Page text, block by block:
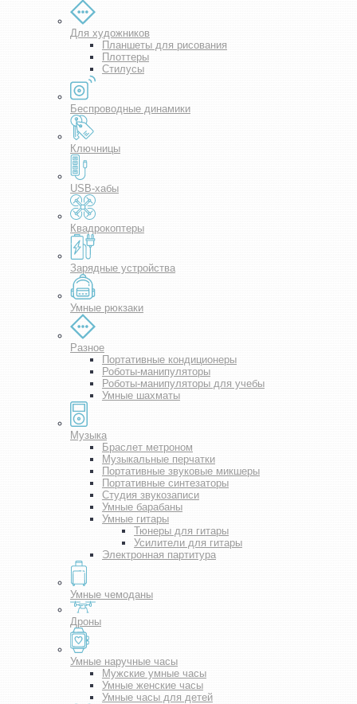
Для художников
Планшеты для рисования
Плоттеры
Стилусы
Беспроводные динамики
Ключницы
USB-хабы
Квадрокоптеры
Зарядные устройства
Умные рюкзаки
Разное
Портативные кондиционеры
Роботы-манипуляторы
Роботы-манипуляторы для учебы
Умные шахматы
Музыка
Браслет метроном
Музыкальные перчатки
Портативные звуковые микшеры
Портативные синтезаторы
Студия звукозаписи
Умные барабаны
Умные гитары
Тюнеры для гитары
Усилители для гитары
Электронная партитура
Умные чемоданы
Дроны
Умные наручные часы
Мужские умные часы
Умные женские часы
Умные часы для детей